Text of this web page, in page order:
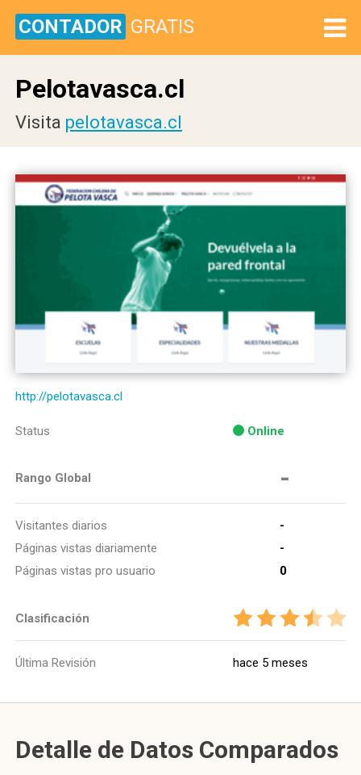
CONTADOR GRATIS
Pelotavasca.cl
Visita pelotavasca.cl
http://pelotavasca.cl
Status Online
Rango Global -
Visitantes diarios
-
Páginas vistas diariamente
-
Páginas vistas pro usuario
0
Clasificación
Última Revisión hace 5 meses
Detalle de Datos Comparados